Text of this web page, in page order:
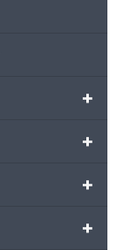
+
+
+
+